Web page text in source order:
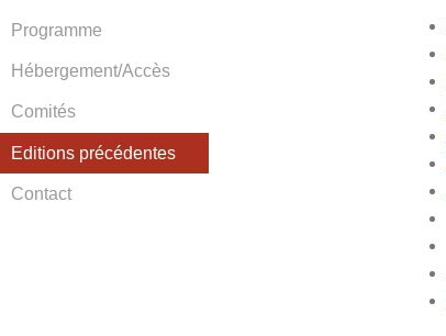
Programme
Hébergement/Accès
Comités
Editions précédentes
Contact